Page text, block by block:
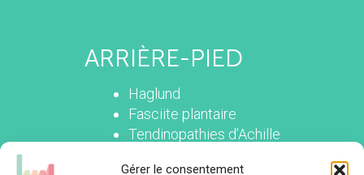
Gérer le consentement
ARRIÈRE-PIED
Haglund
Fasciite plantaire
Tendinopathies d’Achille